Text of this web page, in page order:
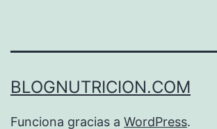
BLOGNUTRICION.COM
Funciona gracias a WordPress.